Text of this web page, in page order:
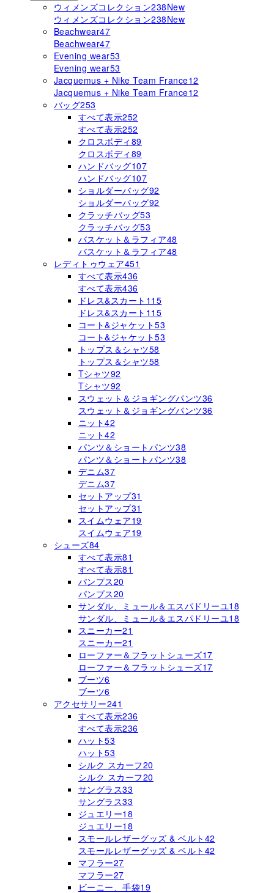
ウィメンズコレクション238New
ウィメンズコレクション238New
Beachwear47
Beachwear47
Evening wear53
Evening wear53
Jacquemus + Nike Team France12
Jacquemus + Nike Team France12
バッグ253
すべて表示252
すべて表示252
クロスボディ 89
クロスボディ 89
ハンドバッグ107
ハンドバッグ107
ショルダーバッグ92
ショルダーバッグ92
クラッチバッグ53
クラッチバッグ53
バスケット＆ラフィア48
バスケット＆ラフィア48
レディトゥウェア451
すべて表示436
すべて表示436
ドレス&スカート 115
ドレス&スカート 115
コート&ジャケット53
コート&ジャケット53
トップス＆シャツ58
トップス＆シャツ58
Tシャツ92
Tシャツ92
スウェット＆ジョギングパンツ36
スウェット＆ジョギングパンツ36
ニット42
ニット42
パンツ＆ショートパンツ38
パンツ＆ショートパンツ38
デニム37
デニム37
セットアップ31
セットアップ31
スイムウェア19
スイムウェア19
シューズ84
すべて表示81
すべて表示81
パンプス20
パンプス20
サンダル、ミュール＆エスパドリーユ18
サンダル、ミュール＆エスパドリーユ18
スニーカー21
スニーカー21
ローファー＆フラットシューズ17
ローファー＆フラットシューズ17
ブーツ6
ブーツ6
アクセサリー241
すべて表示236
すべて表示236
ハット53
ハット53
シルク スカーフ20
シルク スカーフ20
サングラス33
サングラス33
ジュエリー18
ジュエリー18
スモールレザーグッズ & ベルト 42
スモールレザーグッズ & ベルト 42
マフラー27
マフラー27
ビーニー、手袋19